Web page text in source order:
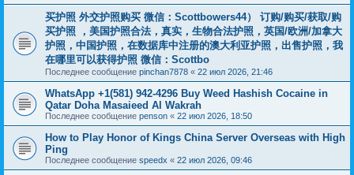
买护照 外交护照购买 微信：Scottbowers44） 订购/购买/获取/购
买护照 ，美国护照合法，真实，生物合法护照，英国/欧洲/加拿大
护照，中国护照，在数据库中注册的澳大利亚护照，出售护照，我
在哪里可以获得护照 微信：Scottbo
Последнее сообщение pinchan7878 « 22 июл 2026, 21:46
WhatsApp +1(581) 942-4296 Buy Weed Hashish Cocaine in
Qatar Doha Masaieed Al Wakrah
Последнее сообщение penson « 22 июл 2026, 18:50
How to Play Honor of Kings China Server Overseas with High
Ping
Последнее сообщение speedx « 22 июл 2026, 09:46